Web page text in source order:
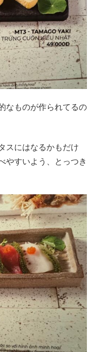
なものが作られてるの
スにはなるかもだけ
やすいよう、とっつき